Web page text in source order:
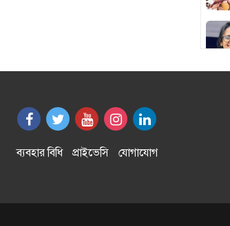
ব্যবহার বিধি প্রাইভেসি যোগাযোগ